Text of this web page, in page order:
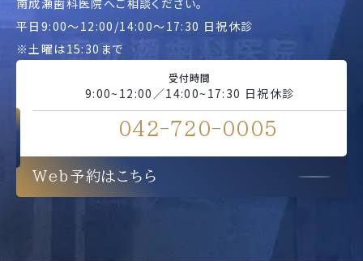
平日9:00～12:00/14:00～17:30 日祝休診
※土曜は15:30まで
受付時間
9:00~12:00／14:00~17:30 日祝休診
042-720-0005
Web予約はこちら